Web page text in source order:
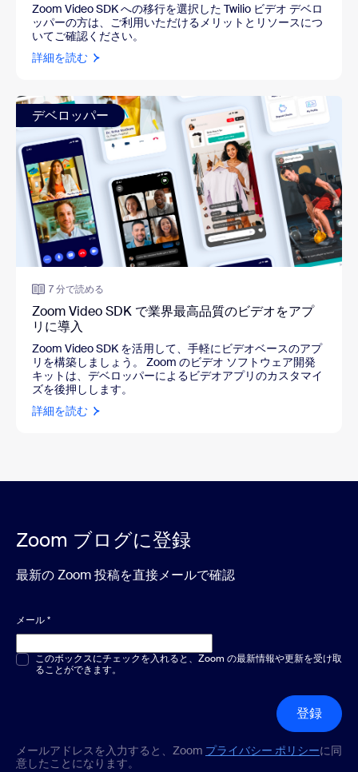
Zoom Video SDK への移行を選択した Twilio ビデオ デベロ
ッパーの方は、ご利用いただけるメリットとリソースにつ
いてご確認ください。
詳細を読む
デベロッパー
7 分で読める
Zoom Video SDK で業界最高品質のビデオをアプ
リに導入
Zoom Video SDK を活用して、手軽にビデオベースのアプ
リを構築しましょう。 Zoom のビデオ ソフトウェア開発
キットは、デベロッパーによるビデオアプリのカスタマイ
ズを後押しします。
詳細を読む
Zoom ブログに登録
最新の Zoom 投稿を直接メールで確認
メール*
複数選択または単一選択*
このボックスにチェックを入れると、Zoom の最新情報や更新を受け取
ることができます。
登録
メールアドレスを入力すると、Zoom プライバシー ポリシーに同
意したことになります。